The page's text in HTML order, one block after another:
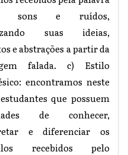
sons e ruídos,
suas ideias,
e abstrações a partir da
falada. c) Estilo
encontramos neste
que possuem
de conhecer,
e diferenciar os
recebidos pelo